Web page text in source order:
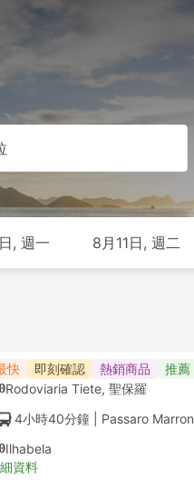
, 週一 8月11日, 週二
快 即刻確認 熱銷商品 推薦
Rodoviaria Tiete, 聖保羅
4小時40分鐘 | Passaro Marron
Ilhabela
資料